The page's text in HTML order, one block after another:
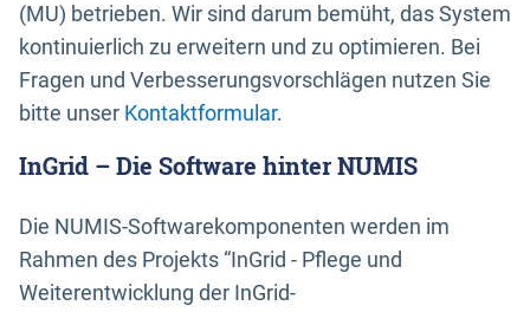
(MU) betrieben. Wir sind darum bemüht, das System
kontinuierlich zu erweitern und zu optimieren. Bei
Fragen und Verbesserungsvorschlägen nutzen Sie
bitte unser Kontaktformular.
InGrid – Die Software hinter NUMIS
Die NUMIS-Softwarekomponenten werden im
Rahmen des Projekts “InGrid - Pflege und
Weiterentwicklung der InGrid-